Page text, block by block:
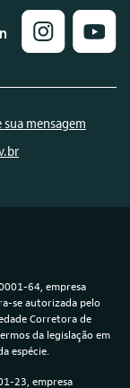
mensagem
64, empresa
se autorizada pelo
Corretora de
da legislação em
espécie.
23, empresa